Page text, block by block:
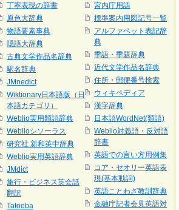
丁寧表現の辞書
原色大辞典
物語要素事典
隠語大辞典
古典文学作品名辞典
駅名辞典
JMnedict
Wiktionary日本語版（日
本語カテゴリ）
Weblio実用類語辞典
Weblioシソーラス
研究社 新和英中辞典
Weblio実用英語辞典
JMdict
旅行・ビジネス英会話
翻訳
Tatoeba
宮内庁用語
標準案内用図記号一覧
アルファベット表記辞
典
季語・季題辞典
近代文学作品名辞典
住所・郵便番号検索
ウィキペディア
漢字辞典
日本語WordNet(類語)
Weblio対義語・反対語
辞書
英語での言い方用例集
コア・セオリー英語表
現(基本動詞)
英語ことわざ教訓辞典
金融庁記者会見英語対